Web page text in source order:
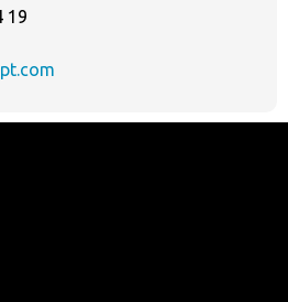
19